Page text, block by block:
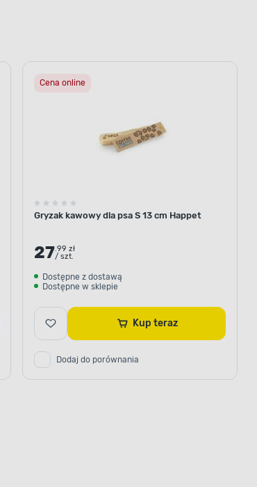
Cena online
Gryzak kawowy dla psa S 13 cm Happet
27.99 zł
/ szt.
Dostępne z dostawą
Dostępne w sklepie
Kup teraz
Dodaj do porównania